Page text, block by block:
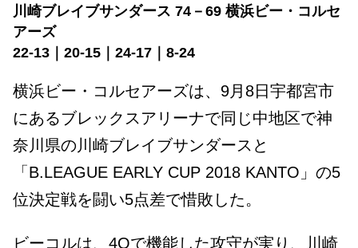
川崎ブレイブサンダース 74－69 横浜ビー・コルセ
アーズ
22-13｜20-15｜24-17｜8-24
横浜ビー・コルセアーズは、9月8日宇都宮市
にあるブレックスアリーナで同じ中地区で神
奈川県の川崎ブレイブサンダースと
「B.LEAGUE EARLY CUP 2018 KANTO」の5
位決定戦を闘い5点差で惜敗した。
ビーコルは、4Qで機能した攻守が実り、川崎